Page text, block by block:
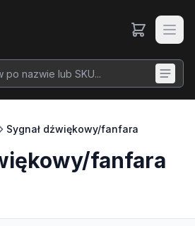
Sygnał dźwiękowy/fanfara
fanfara